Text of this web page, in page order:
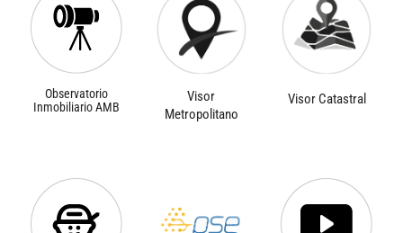
Observatorio
Inmobiliario AMB
Visor
Metropolitano
Visor Catastral